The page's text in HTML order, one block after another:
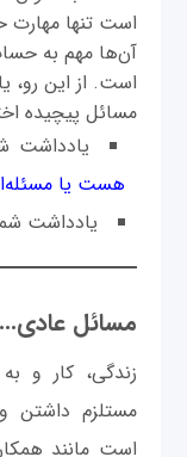
است تنها مهارت
آن‌ها مهم به
است. از این رو،
مسائل پیچیده
یادداشت شماره ۲۲۰
هست یا
یادداشت شماره ۲۲۱ با
مسائل عادی...
زندگی، کار و
مستلزم داشتن
است مانند